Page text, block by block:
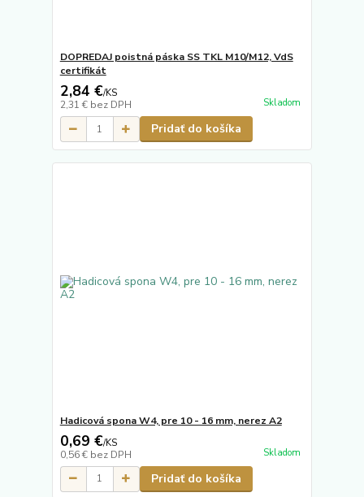
DOPREDAJ poistná páska SS TKL M10/M12, VdS
certifikát
2,84 €/KS
2,31 € bez DPH Skladom
Pridať do košíka
Hadicová spona W4, pre 10 - 16 mm, nerez A2
0,69 €/KS
0,56 € bez DPH Skladom
Pridať do košíka